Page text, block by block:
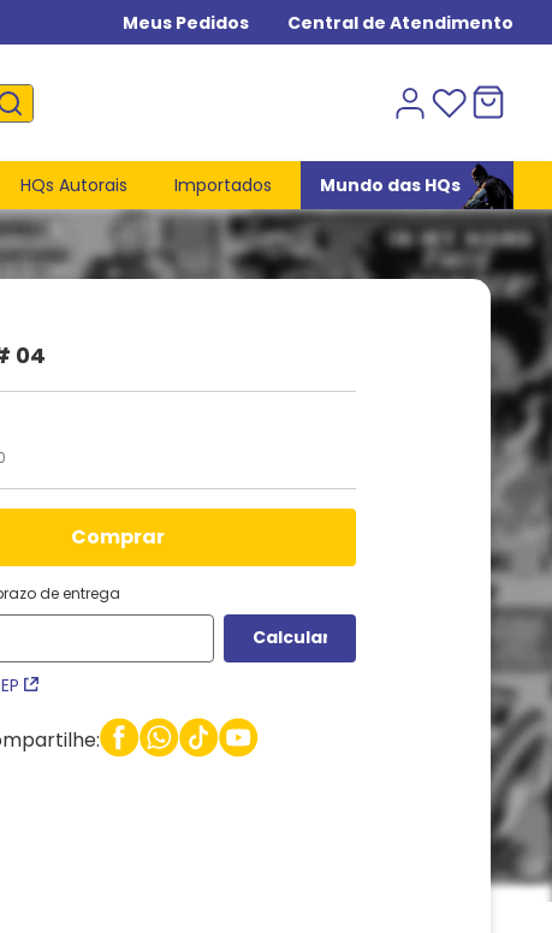
Meus Pedidos Central de Atendimento
HQs Autorais Importados Mundo das HQs
04
comprar
de entrega